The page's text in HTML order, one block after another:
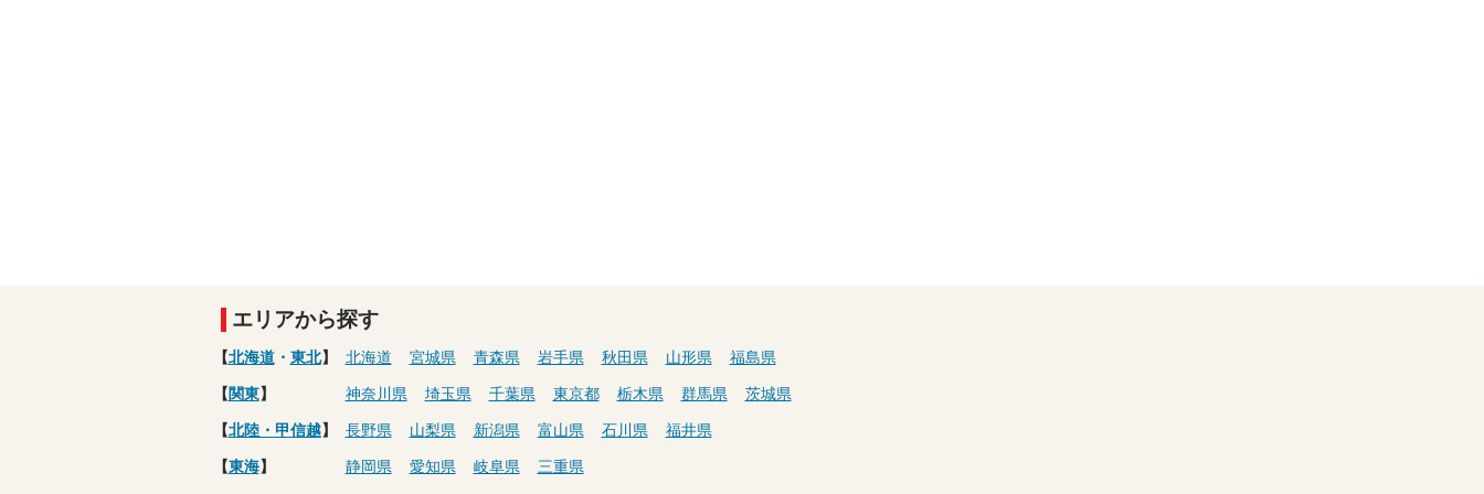
エリアから探す
【北海道・ 東北】 北海道 宮城県 青森県 岩手県 秋田県 山形県 福島県
【関東】 神奈川県 埼玉県 千葉県 東京都 栃木県 群馬県 茨城県
【北陸・甲信越】 長野県 山梨県 新潟県 富山県 石川県 福井県
【東海】 静岡県 愛知県 岐阜県 三重県